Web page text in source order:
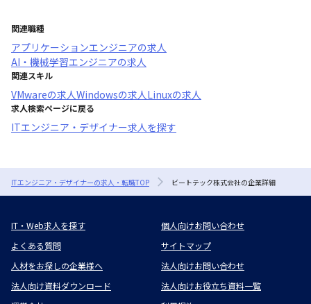
関連職種
アプリケーションエンジニアの求人
AI・機械学習エンジニアの求人
関連スキル
VMwareの求人Windowsの求人 Linuxの求人
求人検索ページに戻る
ITエンジニア・デザイナー求人を探す
ITエンジニア・デザイナーの求人・転職TOP ビートテック株式会社の企業詳細
IT・Web求人を探す
個人向けお問い合わせ
よくある質問
サイトマップ
人材をお探しの企業様へ
法人向けお問い合わせ
法人向け資料ダウンロード
法人向けお役立ち資料一覧